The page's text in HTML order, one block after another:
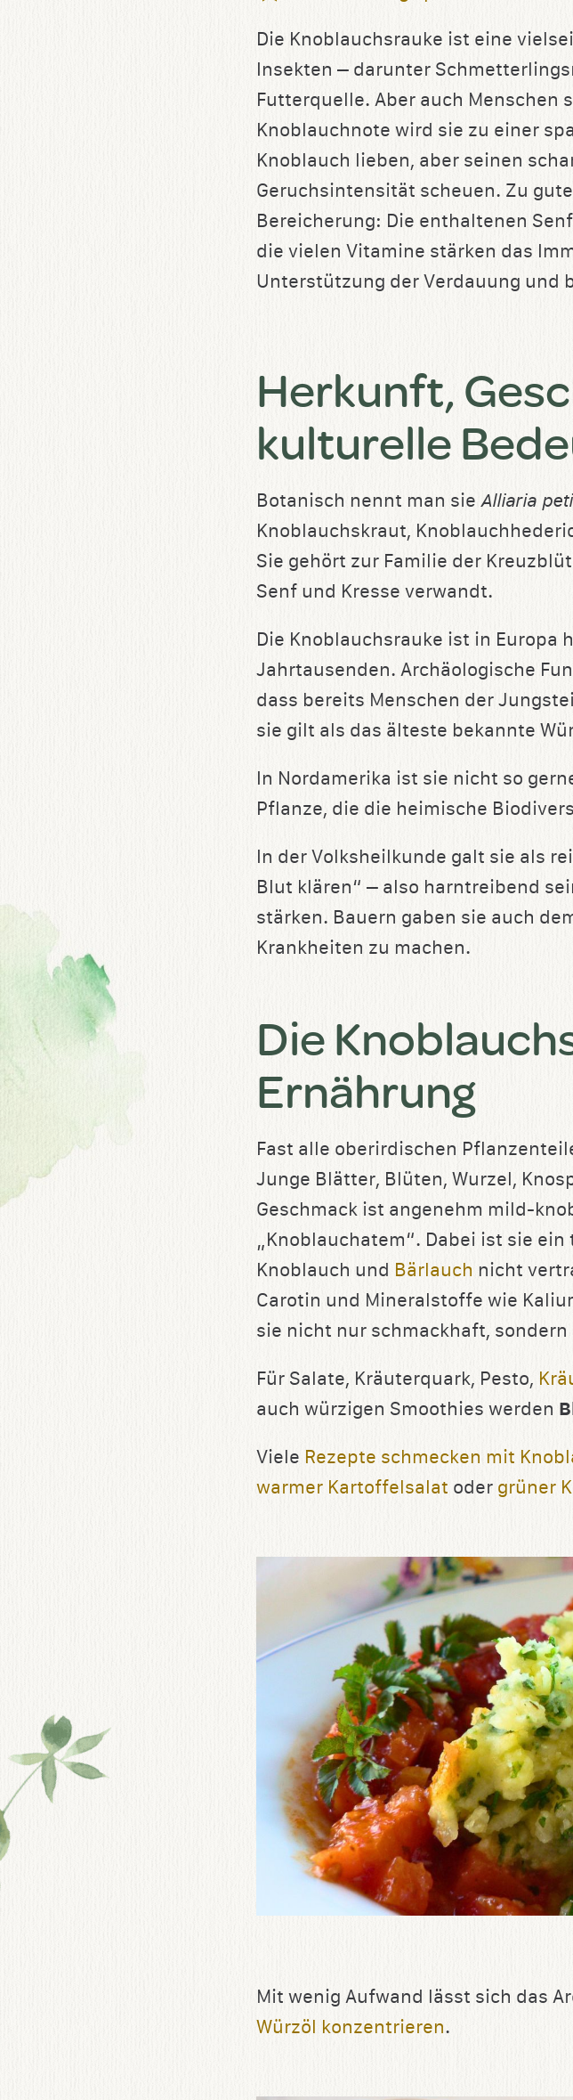
speichern
Die Knoblauchsrauke ist eine
Insekten – darunter
Futterquelle. Aber auch Menschen
Knoblauchnote wird sie zu einer
Knoblauch lieben, aber seinen
Geruchsintensität scheuen. Zu
Bereicherung: Die enthaltenen
die vielen Vitamine stärken das
Unterstützung der Verdauung und
Herkunft,
kulturelle
Botanisch nennt man sie Alliaria
Knoblauchskraut,
Sie gehört zur Familie der
Senf und Kresse verwandt.
Die Knoblauchsrauke ist in
Jahrtausenden. Archäologische
dass bereits Menschen der
sie gilt als das älteste bekannte
In Nordamerika ist sie nicht so
Pflanze, die die heimische
In der Volksheilkunde galt sie als
Blut klären“ – also harntreibend
stärken. Bauern gaben sie auch
Krankheiten zu machen.
Die
Ernährung
Fast alle oberirdischen
Junge Blätter, Blüten, Wurzel,
Geschmack ist angenehm mild-
„Knoblauchatem“. Dabei ist sie
Knoblauch und Bärlauch nicht
Carotin und Mineralstoffe wie
sie nicht nur schmackhaft,
Für Salate, Kräuterquark, Pesto,
auch würzigen Smoothies werden
Viele Rezepte schmecken mit
warmer Kartoffelsalat oder grüner
Mit wenig Aufwand lässt sich das
Würzöl konzentrieren.